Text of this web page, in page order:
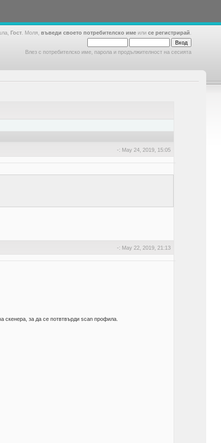
Гост . Моля, въведи своето потребителско име или се регистрирай
Влез с потребителско име, парола и продължителност на сесията
-: May 24, 2019, 15:05
-: May 22, 2019, 21:13
скенера, за да се потвтвърди scan профила.